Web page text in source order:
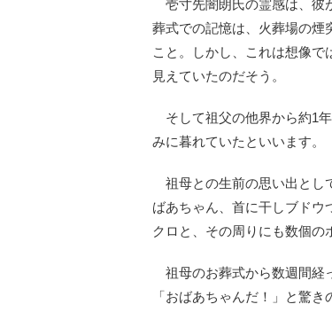
壱寸先闇朗氏の霊感は、彼
葬式での記憶は、火葬場の煙
こと。しかし、これは想像
見えていたのだそう。
そして祖父の他界から約1
みに暮れていたといいます。
祖母との生前の思い出とし
ばあちゃん、首に干しブドウ
クロと、その周りにも数個の
祖母のお葬式から数週間経
「おばあちゃんだ！」と驚